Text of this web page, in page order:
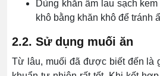
Dùng khăn ẩm lau sạch
khô bằng khăn khô để tránh
2.2. Sử dụng muối ăn
Từ lâu, muối đã được biết đến là